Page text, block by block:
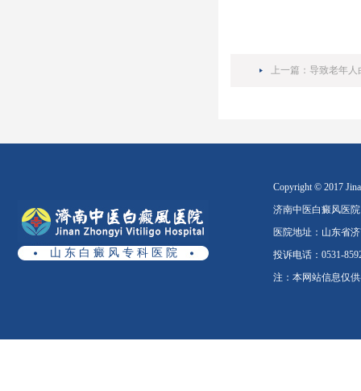
上一篇： 导致老年人
山 东 白 癜 风 专 科 医 院
Copyright © 2017
济南中医白癜风医
医院地址：山东省
投诉电话：0531-
注：本网站信息仅